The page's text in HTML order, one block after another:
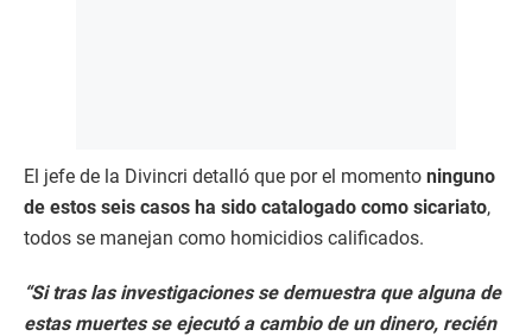
El jefe de la Divincri detalló que por el momento ninguno
de estos seis casos ha sido catalogado como sicariato,
todos se manejan como homicidios calificados.
“Si tras las investigaciones se demuestra que alguna de
estas muertes se ejecutó a cambio de un dinero, recién